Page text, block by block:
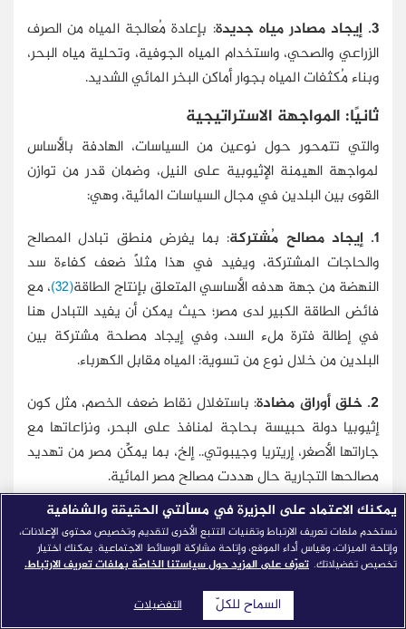
3. إيجاد مصادر مياه جديدة
: بإعادة مُعالجة المياه من الصرف
الزراعي والصحي، واستخدام المياه الجوفية، وتحلية مياه البحر،
وبناء مُكثفات المياه بجوار أماكن البخر المائي الشديد.
ثانيًا: المواجهة الاستراتيجية
والتي تتمحور حول نوعين من السياسات، الهادفة بالأساس
لمواجهة الهيمنة الإثيوبية على النيل، وضمان قدر من توازن
القوى بين البلدين في مجال السياسات المائية، وهي:
1. إيجاد مصالح مُشتركة
: بما يفرض منطق تبادل المصالح
والحاجات المشتركة، ويفيد في هذا مثلًا ضعف كفاءة سد
النهضة من جهة هدفه الأساسي المتعلق بإنتاج الطاقة(32)
، مع
فائض الطاقة الكبير لدى مصر؛ حيث يمكن أن يفيد التبادل هنا
في إطالة فترة ملء السد، وفي إيجاد مصلحة مشتركة بين
البلدين من خلال نوع من تسوية: المياه مقابل الكهرباء.
2. خلق أوراق مضادة
: باستغلال نقاط ضعف الخصم، مثل كون
إثيوبيا دولة حبيسة بحاجة لمنافذ على البحر، ونزاعاتها مع
جاراتها الأصغر، إريتريا وجيبوتي.. إلخ، بما يمكِّن مصر من تهديد
مصالحها التجارية حال هددت مصالح مصر المائية.
خاتمة
في النهاية، يجب ألا تستبعد مصر خيار الحرب، إذا ما اضطرها
لذلك التعنت الإثيوبي؛ ففي المفاوضات الدولية ينتصر صاحب
السقف الأعلى، كما أن التهديد باحتمالية الحرب والإضرار
بالاستقرار، والضجيج الإعلامي والزخم السياسي المصاحب لهما،
يمكنك الاعتماد على الجزيرة في مسألتي الحقيقة والشفافية
نستخدم ملفات تعريف الارتباط وتقنيات التتبع الأخرى لتقديم وتخصيص محتوى الإعلانات،
وإتاحة الميزات، وقياس أداء الموقع، وإتاحة مشاركة الوسائط الاجتماعية. يمكنك اختيار
تخصيص تفضيلاتك. تعرّف على المزيد حول سياستنا الخاصّة بملفات تعريف الارتباط.
التفضيلات السماح للكلّ